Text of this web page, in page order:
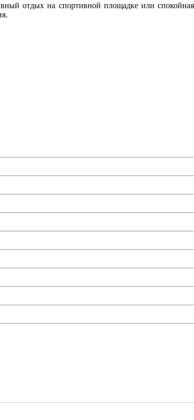
отдых на спортивной площадке или спокойная